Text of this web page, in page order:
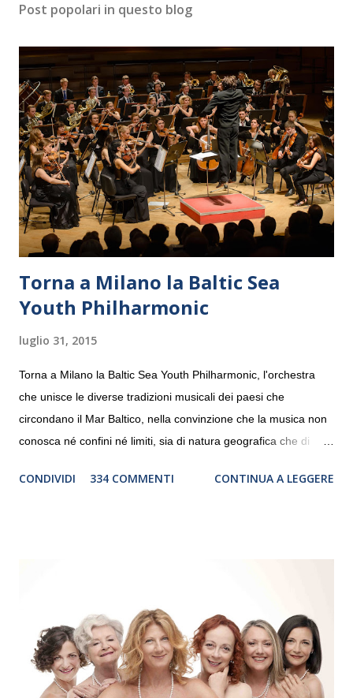
Post popolari in questo blog
Torna a Milano la Baltic Sea
Youth Philharmonic
luglio 31, 2015
Torna a Milano la Baltic Sea Youth Philharmonic, l'orchestra
che unisce le diverse tradizioni musicali dei paesi che
circondano il Mar Baltico, nella convinzione che la musica non
conosca né confini né limiti, sia di natura geografica che di
debutterà il 10 settembre a Heiden, in Germania, e toccherà, in
“Settembre dell’Accademia” dove si esibirà per il secondo anno
consecutivo. Il pubblico milanese avrà il piacere di applaudire i
giovani artisti della Baltic Sea Youth Philharmonic per la quarta
volta. L’orchestra, fondata nel 2008 da Kristjan Järvi (affiancato
CONDIVIDI 334 COMMENTI CONTINUA A LEGGERE